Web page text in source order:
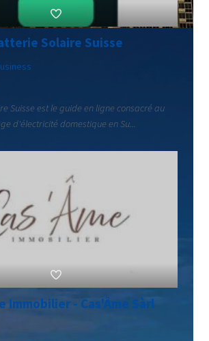
Solaire Suisse
Suisse est le guide en ligne consacré au
d'électricité domestique en Su...
Immobilier - Cas'Âme Sàrl